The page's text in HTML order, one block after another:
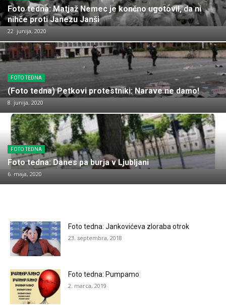
Foto tedna: Matjaž Nemec je končno ugotovil, da ni
nihče proti Janezu Janši
22. junija, 2020
FOTO TEDNA
(Foto tedna) Petkovi protestniki: Narave ne damo!
8. junija, 2020
FOTO TEDNA
Foto tedna: Danes pa burja v Ljubljani
6. maja, 2020
Foto tedna: Jankovićeva zloraba otrok
23. septembra, 2018
Foto tedna: Pumpamo
2. marca, 2019